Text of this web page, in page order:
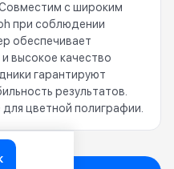
с широким
при соблюдении
обеспечивает
высокое качество
гарантируют
результатов.
цветной полиграфии.